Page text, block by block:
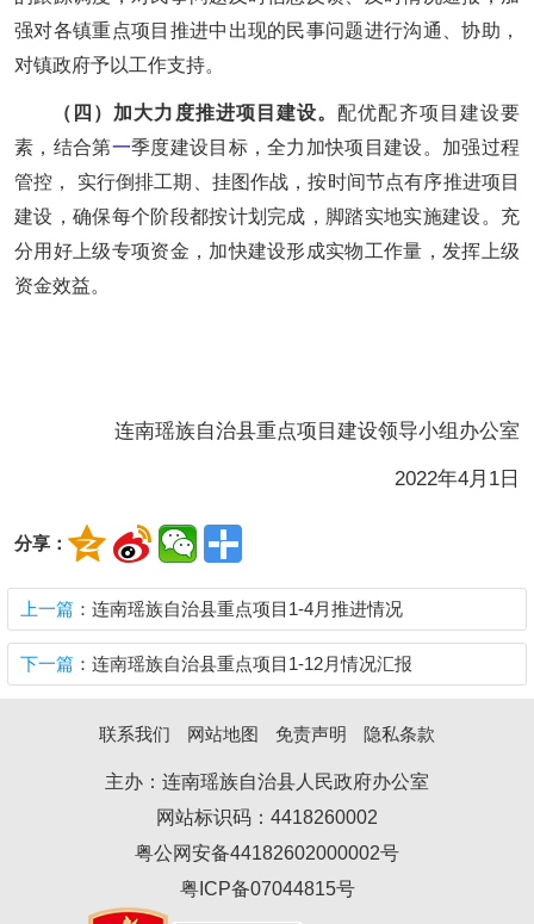
强对各镇重点项目推进中出现的民事问题进行沟通、协助，
对镇政府予以工作支持。
（四）加大力度推进项目建设。 配优配齐项目建设要
素，结合第一季度建设目标，全力加快项目建设。 加强过程
管控， 实行倒排工期、挂图作战，按时间节点有序推进项目
建设，确保每个阶段都按计划完成，脚踏实地实施建设。充
分用好上级专项资金，加快建设形成实物工作量，发挥上级
资金效益。
连南瑶族自治县重点项目建设领导小组办公室
2022年4月1日
分享：
上一篇 ：连南瑶族自治县重点项目1-4月推进情况
下一篇 ：连南瑶族自治县重点项目1-12月情况汇报
联系我们 网站地图 免责声明 隐私条款
主办：连南瑶族自治县人民政府办公室
网站标识码：4418260002
粤公网安备44182602000002号
粤ICP备07044815号